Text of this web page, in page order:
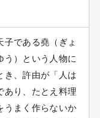
子である堯（ぎょ
う）という人物に
き、許由が「人は
あり、たとえ料理
うまく作らないか